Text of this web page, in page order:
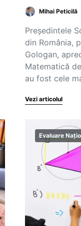
Mihai Peticilă
Președintele
din România,
Gologan,
Matematică
au fost cele
Vezi articolul
Evaluare